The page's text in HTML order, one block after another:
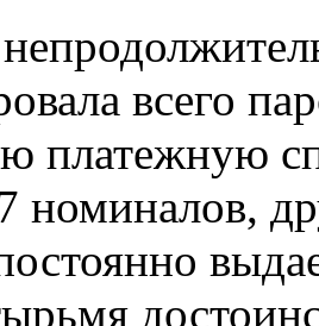
всего
платежную
номиналов,